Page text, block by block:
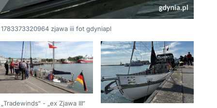
1783373320964 zjawa iii fot gdyniapl
„Tradewinds” - „ex Zjawa III”